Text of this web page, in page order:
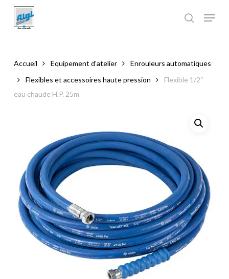
main
Accueil Equipement d’atelier
Enrouleurs automatiques
Flexibles et accessoires haute pression
Flexible 1/2″
eau chaude H.P. 25m